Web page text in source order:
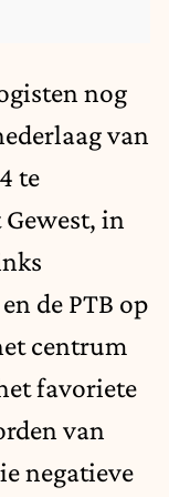
nog
van
te
in
de PTB op
centrum
favoriete
van
negatieve